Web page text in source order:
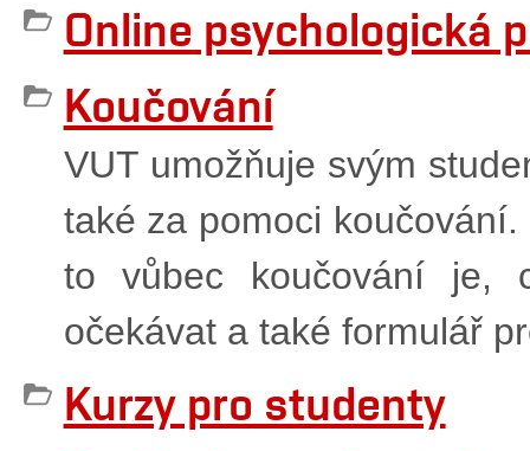
Online psychologická
Koučování
VUT umožňuje svým
také za pomoci
to vůbec koučování je,
očekávat a také formulář
Kurzy pro studenty